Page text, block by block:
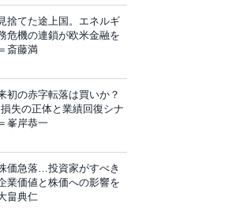
捨てた途上国。エネルギ
危機の連鎖が欧米金融を
斎藤満
初の赤字転落は買いか？
失の正体と業績回復シナ
峯岸恭一
価急落…投資家がすべき
業価値と株価への影響を
畠典仁